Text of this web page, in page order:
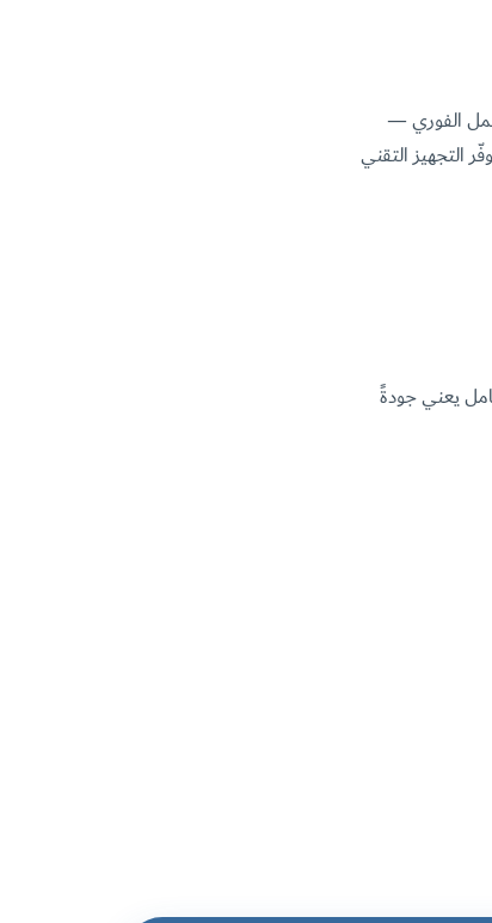
الفوري —
التجهيز التقني
واحد ليومٍ كامل يعني جودةً